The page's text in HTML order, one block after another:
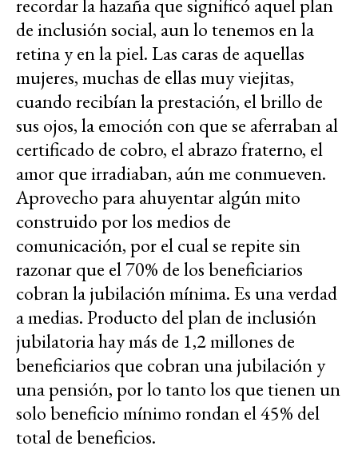
recordar la hazaña que significó aquel plan
de inclusión social, aun lo tenemos en la
retina y en la piel. Las caras de aquellas
mujeres, muchas de ellas muy viejitas,
cuando recibían la prestación, el brillo de
sus ojos, la emoción con que se aferraban al
certificado de cobro, el abrazo fraterno, el
amor que irradiaban, aún me conmueven.
Aprovecho para ahuyentar algún mito
construido por los medios de
comunicación, por el cual se repite sin
razonar que el 70% de los beneficiarios
cobran la jubilación mínima. Es una verdad
a medias. Producto del plan de inclusión
jubilatoria hay más de 1,2 millones de
beneficiarios que cobran una jubilación y
una pensión, por lo tanto los que tienen un
solo beneficio mínimo rondan el 45% del
total de beneficios.